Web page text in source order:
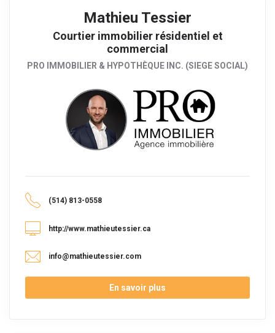
Mathieu Tessier
Courtier immobilier résidentiel et
commercial
PRO IMMOBILIER & HYPOTHÈQUE INC. (SIEGE SOCIAL)
(514) 813-0558
http://www.mathieutessier.ca
info@mathieutessier.com
En savoir plus